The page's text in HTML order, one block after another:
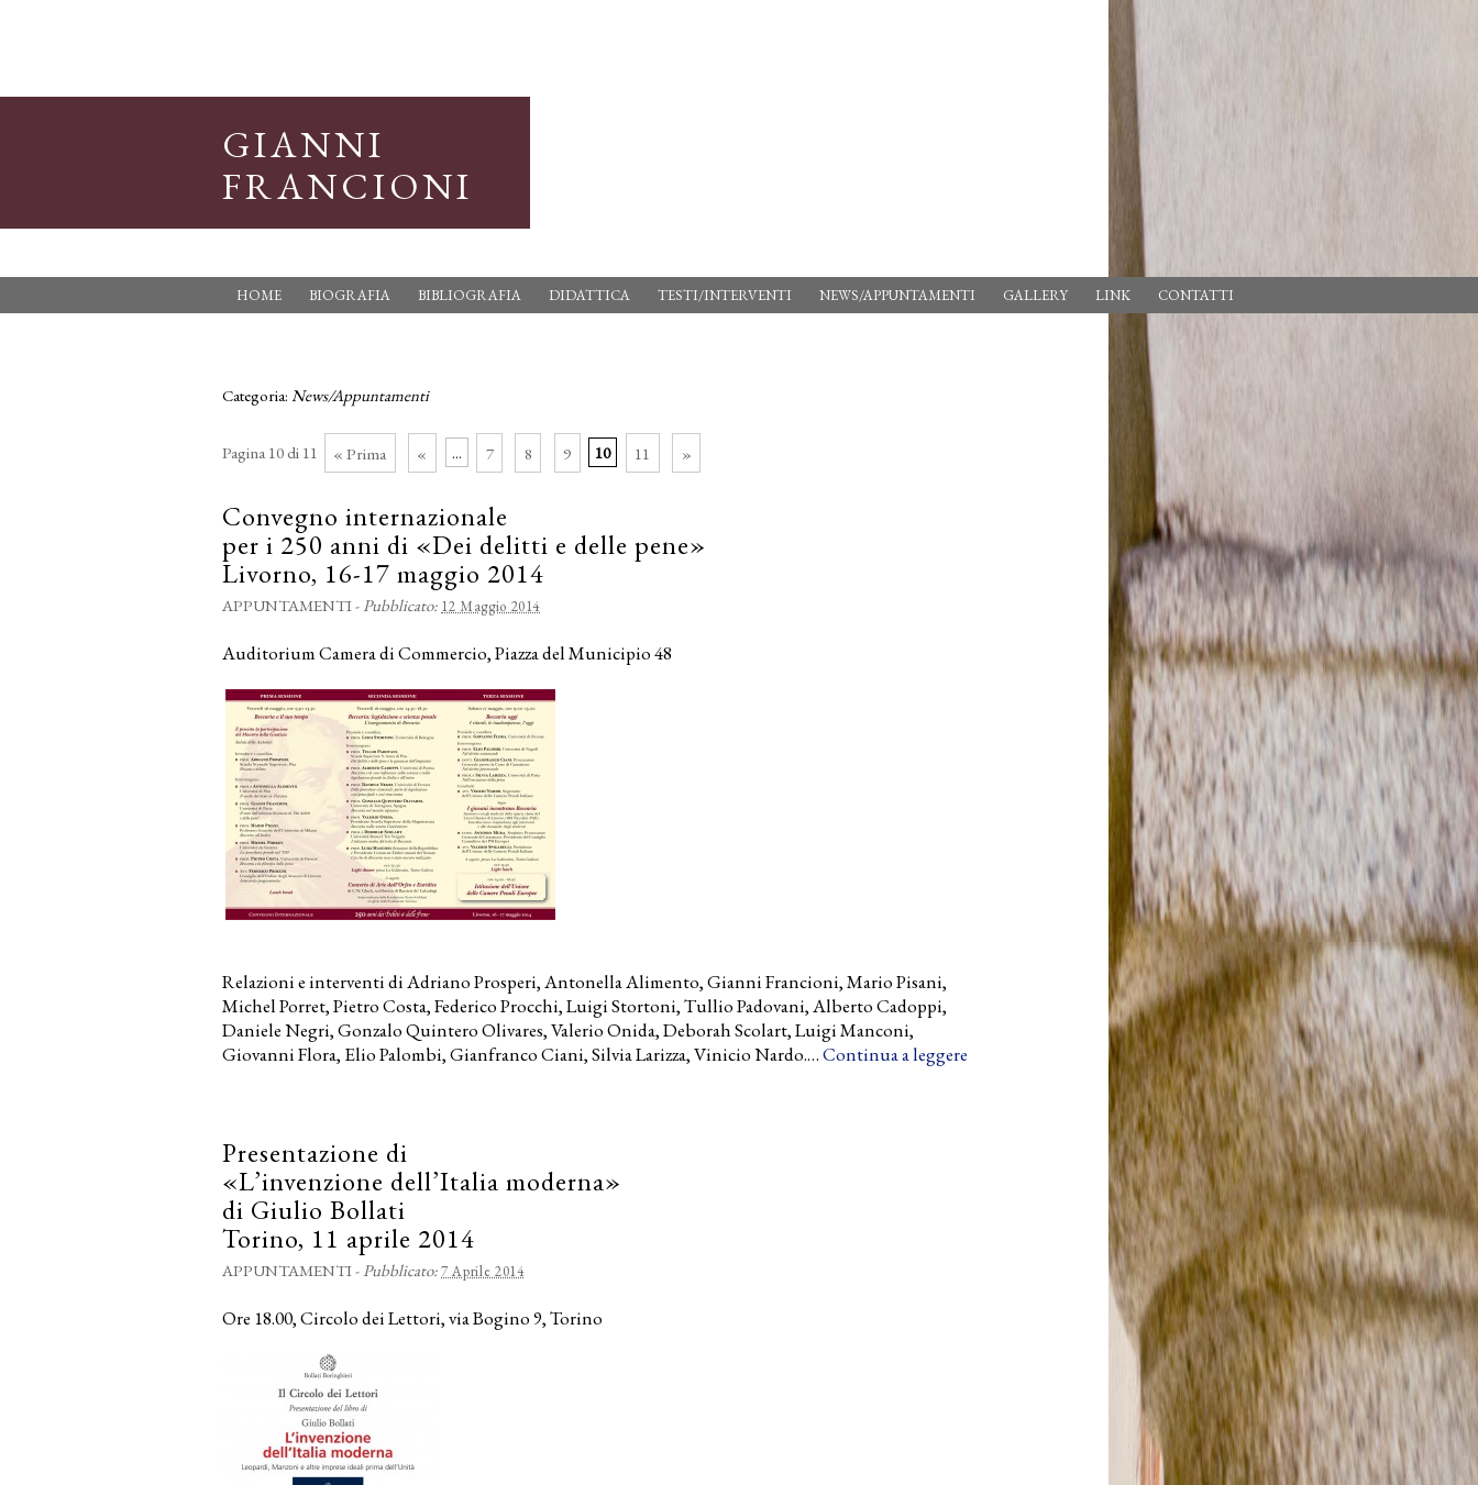
GIANNI
FRANCIONI
HOME BIOGRAFIA BIBLIOGRAFIA DIDATTICA TESTI/INTERVENTI NEWS/APPUNTAMENTI GALLERY LINK CONTATTI
Categoria: News/Appuntamenti
Pagina 10 di 11 « Prima « ... 7 8 9 10 11 »
Convegno internazionale
per i 250 anni di «Dei delitti e delle pene»
Livorno, 16-17 maggio 2014
APPUNTAMENTI-Pubblicato: 12 Maggio 2014
Auditorium Camera di Commercio, Piazza del Municipio 48
Relazioni e interventi di Adriano Prosperi, Antonella Alimento, Gianni Francioni, Mario Pisani,
Michel Porret, Pietro Costa, Federico Procchi, Luigi Stortoni, Tullio Padovani, Alberto Cadoppi,
Daniele Negri, Gonzalo Quintero Olivares, Valerio Onida, Deborah Scolart, Luigi Manconi,
Giovanni Flora, Elio Palombi, Gianfranco Ciani, Silvia Larizza, Vinicio Nardo.…Continua a leggere
Presentazione di
«L’invenzione dell’Italia moderna»
di Giulio Bollati
Torino, 11 aprile 2014
APPUNTAMENTI-Pubblicato:7 Aprile 2014
Ore 18.00, Circolo dei Lettori, via Bogino 9, Torino